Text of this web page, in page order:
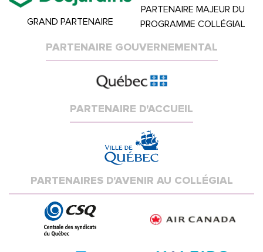
GRAND PARTENAIRE
PARTENAIRE MAJEUR DU
PROGRAMME COLLÉGIAL
PARTENAIRE GOUVERNEMENTAL
PARTENAIRE D'ACCUEIL
PARTENAIRES D'AVENIR AU COLLÉGIAL